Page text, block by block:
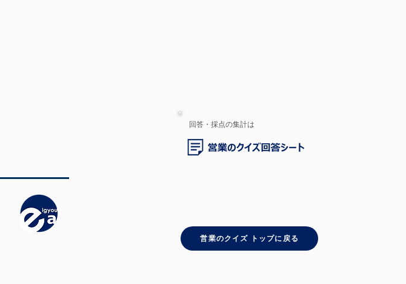
回答・採点の集計は
営業のクイズ トップに戻る